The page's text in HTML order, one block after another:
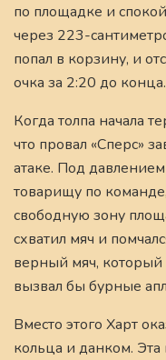
по площадке и
через 223-
попал в корзину, и
очка за 2:20 до конца.
Когда толпа начала
что провал «Сперс»
атаке. Под
товарищу по
свободную зону
схватил мяч и
верный мяч,
вызвал бы бурные
Вместо этого Харт
кольца и данком.